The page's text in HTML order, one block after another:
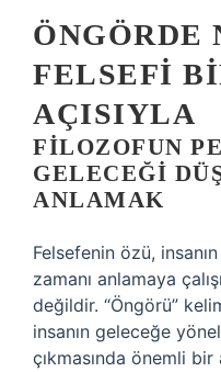
ÖNGÖRDE
FELSEFI
AÇISIYLA
FILOZOFUN
GELECEĞI
ANLAMAK
Felsefenin özü,
zamanı anlamaya
değildir. “Öngörü”
insanın geleceğe
çıkmasında önemli